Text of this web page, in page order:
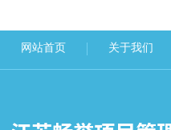
网站首页 关于我们